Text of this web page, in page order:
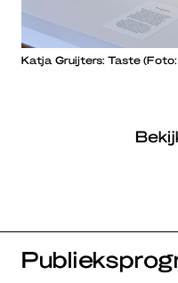
Katja Gruijters: Taste